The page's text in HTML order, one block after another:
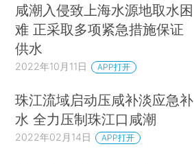
咸潮入侵致上海水源地取水困
难 正采取多项紧急措施保证
供水
2022年10月11日 APP打开
珠江流域启动压咸补淡应急补
水 全力压制珠江口咸潮
2022年02月14日 APP打开